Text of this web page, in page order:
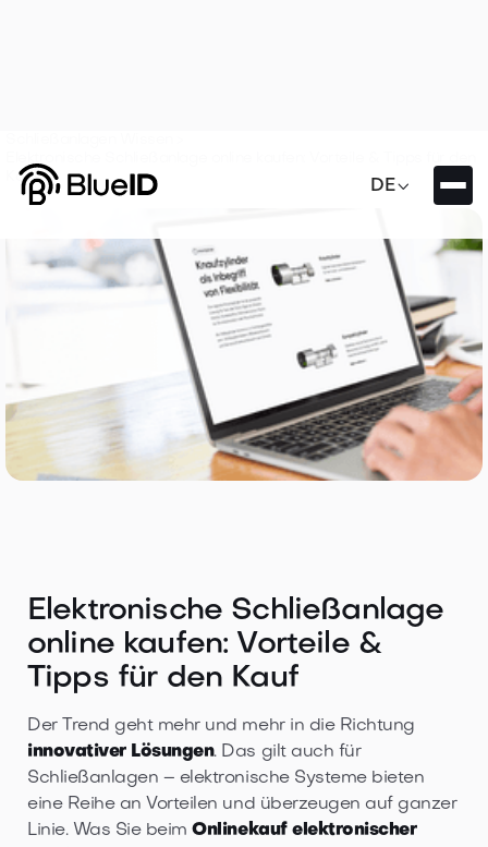
DE
Kauf
Elektronische Schließanlage
online kaufen: Vorteile &
Tipps für den Kauf
Der Trend geht mehr und mehr in die Richtung
innovativer Lösungen. Das gilt auch für
Schließanlagen – elektronische Systeme bieten
eine Reihe an Vorteilen und überzeugen auf ganzer
Linie. Was Sie beimOnlinekauf elektronischer